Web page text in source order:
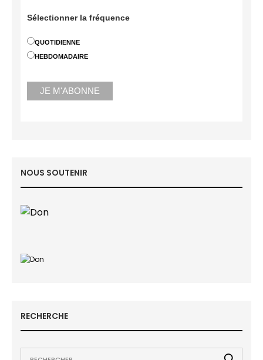
Sélectionner la fréquence
QUOTIDIENNE
HEBDOMADAIRE
NOUS SOUTENIR
RECHERCHE